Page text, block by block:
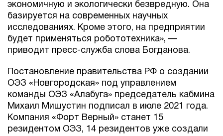
экономичную и экологически безвредную. Она
базируется на современных научных
исследованиях. Кроме этого, на предприятии
будет применяться робототехника», —
приводит пресс-служба слова Богданова.
Постановление правительства РФ о создании
ОЭЗ «Новгородская» под управлением
команды ОЭЗ «Алабуга» председатель кабмина
Михаил Мишустин подписал в июле 2021 года.
Компания «Форт Верный» станет 15
резидентом ОЭЗ, 14 резидентов уже создали